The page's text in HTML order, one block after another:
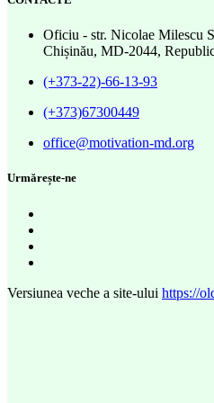
Oficiu - str. Nicolae Milescu
Chișinău, MD-2044,
(+373-22)-66-13-93
(+373)67300449
office@motivation-md.org
Urmărește-ne
Versiunea veche a site-ului https://